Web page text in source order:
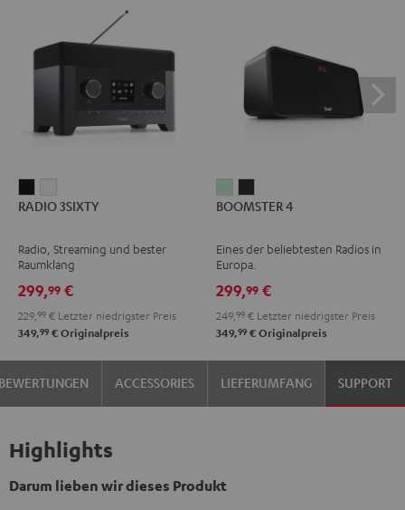
3SIXTY3SIXTY
RADIO 3SIXTY
Radio, Streaming und bester
Raumklang
299,99 €
229, 99 € Letzter niedrigster Preis
349,99 € Originalpreis
4
Green
4
Black
BOOMSTER 4
Eines der beliebtesten Radios in
Europa.
299,99 €
249, 99 € Letzter niedrigster Preis
349,99 € Originalpreis
ACCESSORIES LIEFERUMFANG SUPPORT
Highlights
Darum lieben wir dieses Produkt